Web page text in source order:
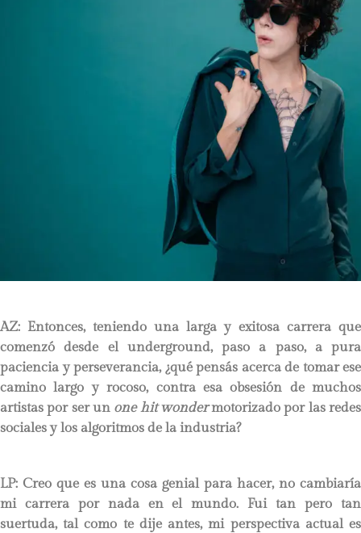
AZ: Entonces, teniendo una larga y exitosa carrera que
comenzó desde el underground, paso a paso, a pura
paciencia y perseverancia, ¿qué pensás acerca de tomar ese
camino largo y rocoso, contra esa obsesión de muchos
artistas por ser un one hit wondermotorizado por las redes
sociales y los algoritmos de la industria?
LP: Creo que es una cosa genial para hacer, no cambiaría
mi carrera por nada en el mundo. Fui tan pero tan
suertuda, tal como te dije antes, mi perspectiva actual es